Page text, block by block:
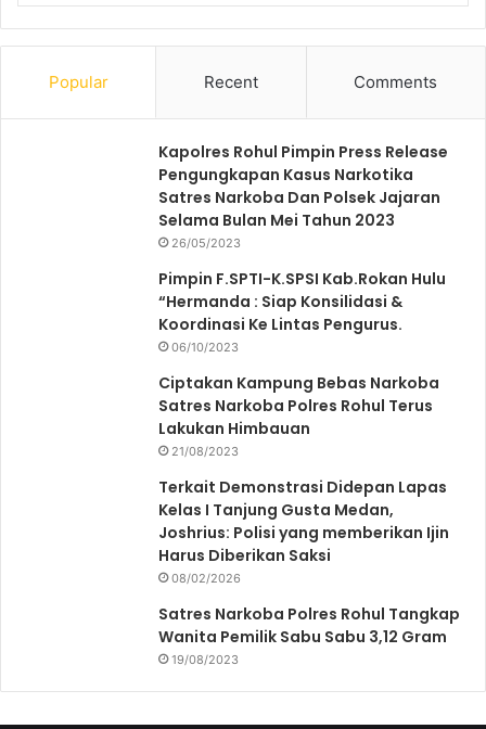
Popular Recent Comments
Kapolres Rohul Pimpin Press Release
Pengungkapan Kasus Narkotika
Satres Narkoba Dan Polsek Jajaran
Selama Bulan Mei Tahun 2023
26/05/2023
Pimpin F.SPTI-K.SPSI Kab.Rokan Hulu
“Hermanda : Siap Konsilidasi &
Koordinasi Ke Lintas Pengurus.
06/10/2023
Ciptakan Kampung Bebas Narkoba
Satres Narkoba Polres Rohul Terus
Lakukan Himbauan
21/08/2023
Terkait Demonstrasi Didepan Lapas
Kelas I Tanjung Gusta Medan,
Joshrius: Polisi yang memberikan Ijin
Harus Diberikan Saksi
08/02/2026
Satres Narkoba Polres Rohul Tangkap
Wanita Pemilik Sabu Sabu 3,12 Gram
19/08/2023